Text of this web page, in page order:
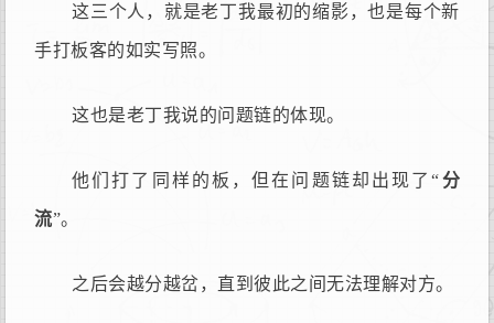
这三个人，就是老丁我最初的缩影，也是每个新
手打板客的如实写照。
这也是老丁我说的问题链的体现。
他们打了同样的板，但在问题链却出现了“分
流”。
之后会越分越岔，直到彼此之间无法理解对方。